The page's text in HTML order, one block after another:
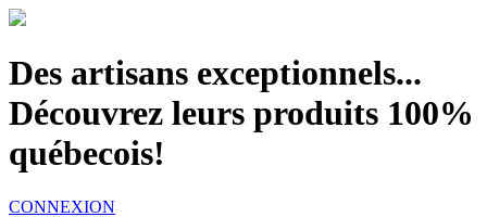
Des artisans exceptionnels...
Découvrez leurs produits 100%
québecois!
CONNEXION